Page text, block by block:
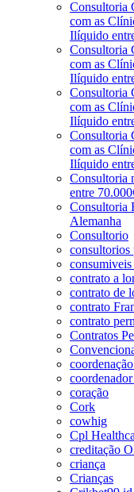
Consultoria
com as
Ilíquido
Consultoria
com as
Ilíquido
Consultoria
com as
Ilíquido
Consultoria
com as
Ilíquido
Consultoria
entre
Consultoria
Alemanha
Consultorio
consultorios
contrato a
contrato de
contrato
contrato
Contratos
coração
Cork
cowhig
Cpl
creditação
criança
Crianças